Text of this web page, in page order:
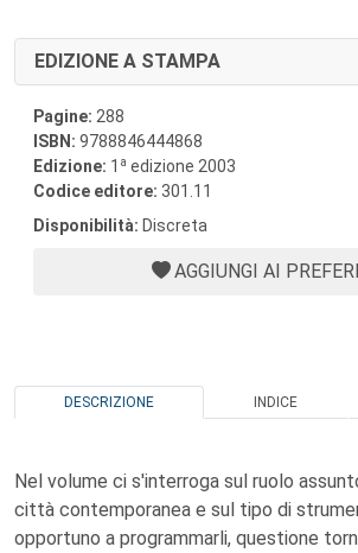
EDIZIONE A STAMPA
Pagine: 288
ISBN: 9788846444868
Edizione: 1 a edizione 2003
Codice editore: 301.11
Disponibilità: Discreta
AGGIUNGI AI
DESCRIZIONE INDICE
Nel volume ci s'interroga sul ruolo
città contemporanea e sul tipo di
opportuno a programmarli, questione